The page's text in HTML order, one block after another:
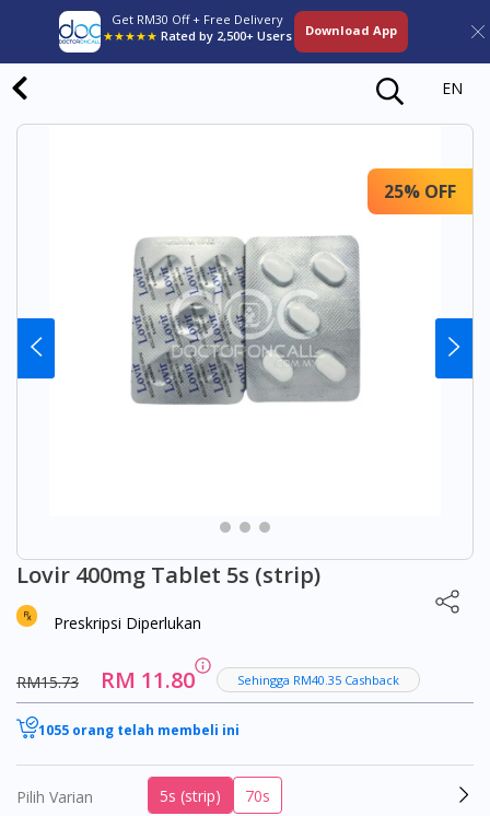
Get RM30 Off + Free Delivery
★★★★★ Rated by 2,500+ Users Download App
EN
25% OFF
Lovir 400mg Tablet 5s (strip)
Preskripsi Diperlukan
RM15.73 RM 11.80 Sehingga RM40.35 Cashback
1055 orang telah membeli ini
Pilih Varian 5s (strip) 70s